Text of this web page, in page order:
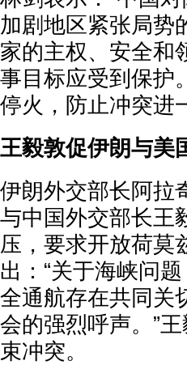
加剧地区紧张局势
家的主权、安全和
事目标应受到保护
停火，防止冲突进
王毅敦促伊朗与美
伊朗外交部长阿拉
与中国外交部长王
压，要求开放荷莫
出：“关于海峡问
全通航存在共同关
会的强烈呼声。”
束冲突。